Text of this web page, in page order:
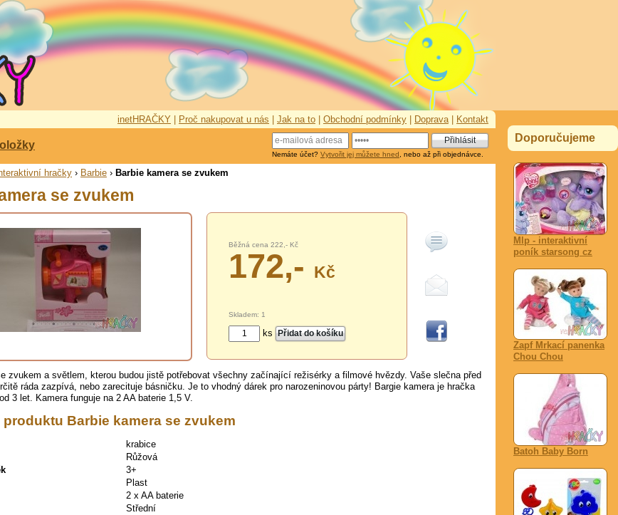
Doporučujeme
Mlp - interaktivní
poník starsong cz
Zapf Mrkací panenka
Chou Chou
Batoh Baby Born
inetHRAČKY Proč nakupovat u nás Jak na to Obchodní podmínky Doprava| Kontakt
Nemáte účet? Vytvořit jej můžete hned , nebo až při objednávce.
hračky › Barbie › Barbie kamera se zvukem
se zvukem
Běžná cena 222,- Kč
172,- Kč
Skladem: 1
ks
zvukem a světlem, kterou budou jistě potřebovat všechny začínající režisérky a filmové hvězdy. Vaše slečna před
ráda zazpívá, nebo zarecituje básničku. Je to vhodný dárek pro narozeninovou párty! Bargie kamera je hračka
3 let. Kamera funguje na 2 AA baterie 1,5 V.
produktu Barbie kamera se zvukem
krabice
Růžová
3+
Plast
2 x AA baterie
Střední